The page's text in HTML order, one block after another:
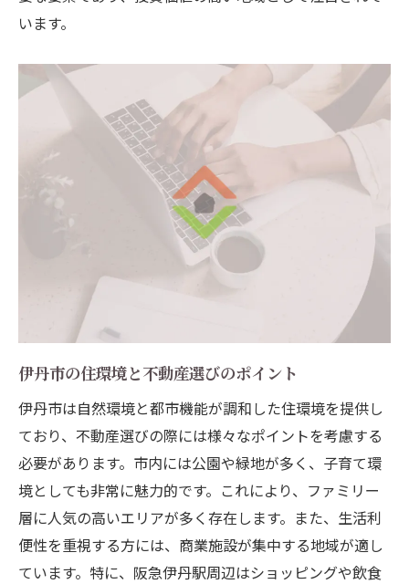
析手法
戦略
伊丹市の市場分析が明らかにする投資のチ
ャンス
データから見る伊丹市不動産投資の可能性
伊丹市の魅力を最大限に活かす不動産購入ガイ
ド
伊丹市の魅力を活かした不動産購入のヒン
地域特性を最大限に活かした伊丹市での住
まい探し
魅力溢れる伊丹市で理想の不動産を見つけ
るために
伊丹市の自然と利便性を両立させた不動産
選び
エリアの魅力を考慮した伊丹市不動産購入
ステップ
伊丹市の魅力を享受するための不動産購入
方法
います。
伊丹市の住環境と不動産選びのポイント
伊丹市は自然環境と都市機能が調和した住環境を提供し
ており、不動産選びの際には様々なポイントを考慮する
必要があります。市内には公園や緑地が多く、子育て環
境としても非常に魅力的です。これにより、ファミリー
層に人気の高いエリアが多く存在します。また、生活利
便性を重視する方には、商業施設が集中する地域が適し
ています。特に、阪急伊丹駅周辺はショッピングや飲食